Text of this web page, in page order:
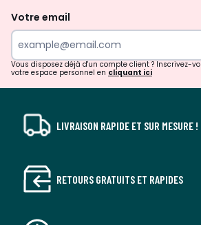
Votre email
Vous disposez déjà d'un compte client ? Inscrivez-
votre espace personnel en cliquant ici
LIVRAISON RAPIDE ET SUR MESURE !
RETOURS GRATUITS ET RAPIDES